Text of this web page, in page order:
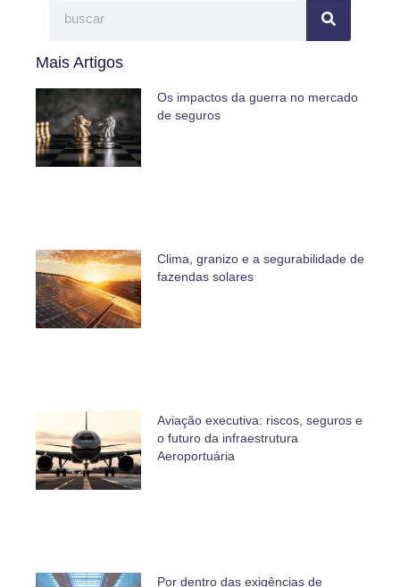
Mais Artigos
Os impactos da guerra no mercado
de seguros
Clima, granizo e a segurabilidade de
fazendas solares
Aviação executiva: riscos, seguros e
o futuro da infraestrutura
Aeroportuária
Por dentro das exigências de